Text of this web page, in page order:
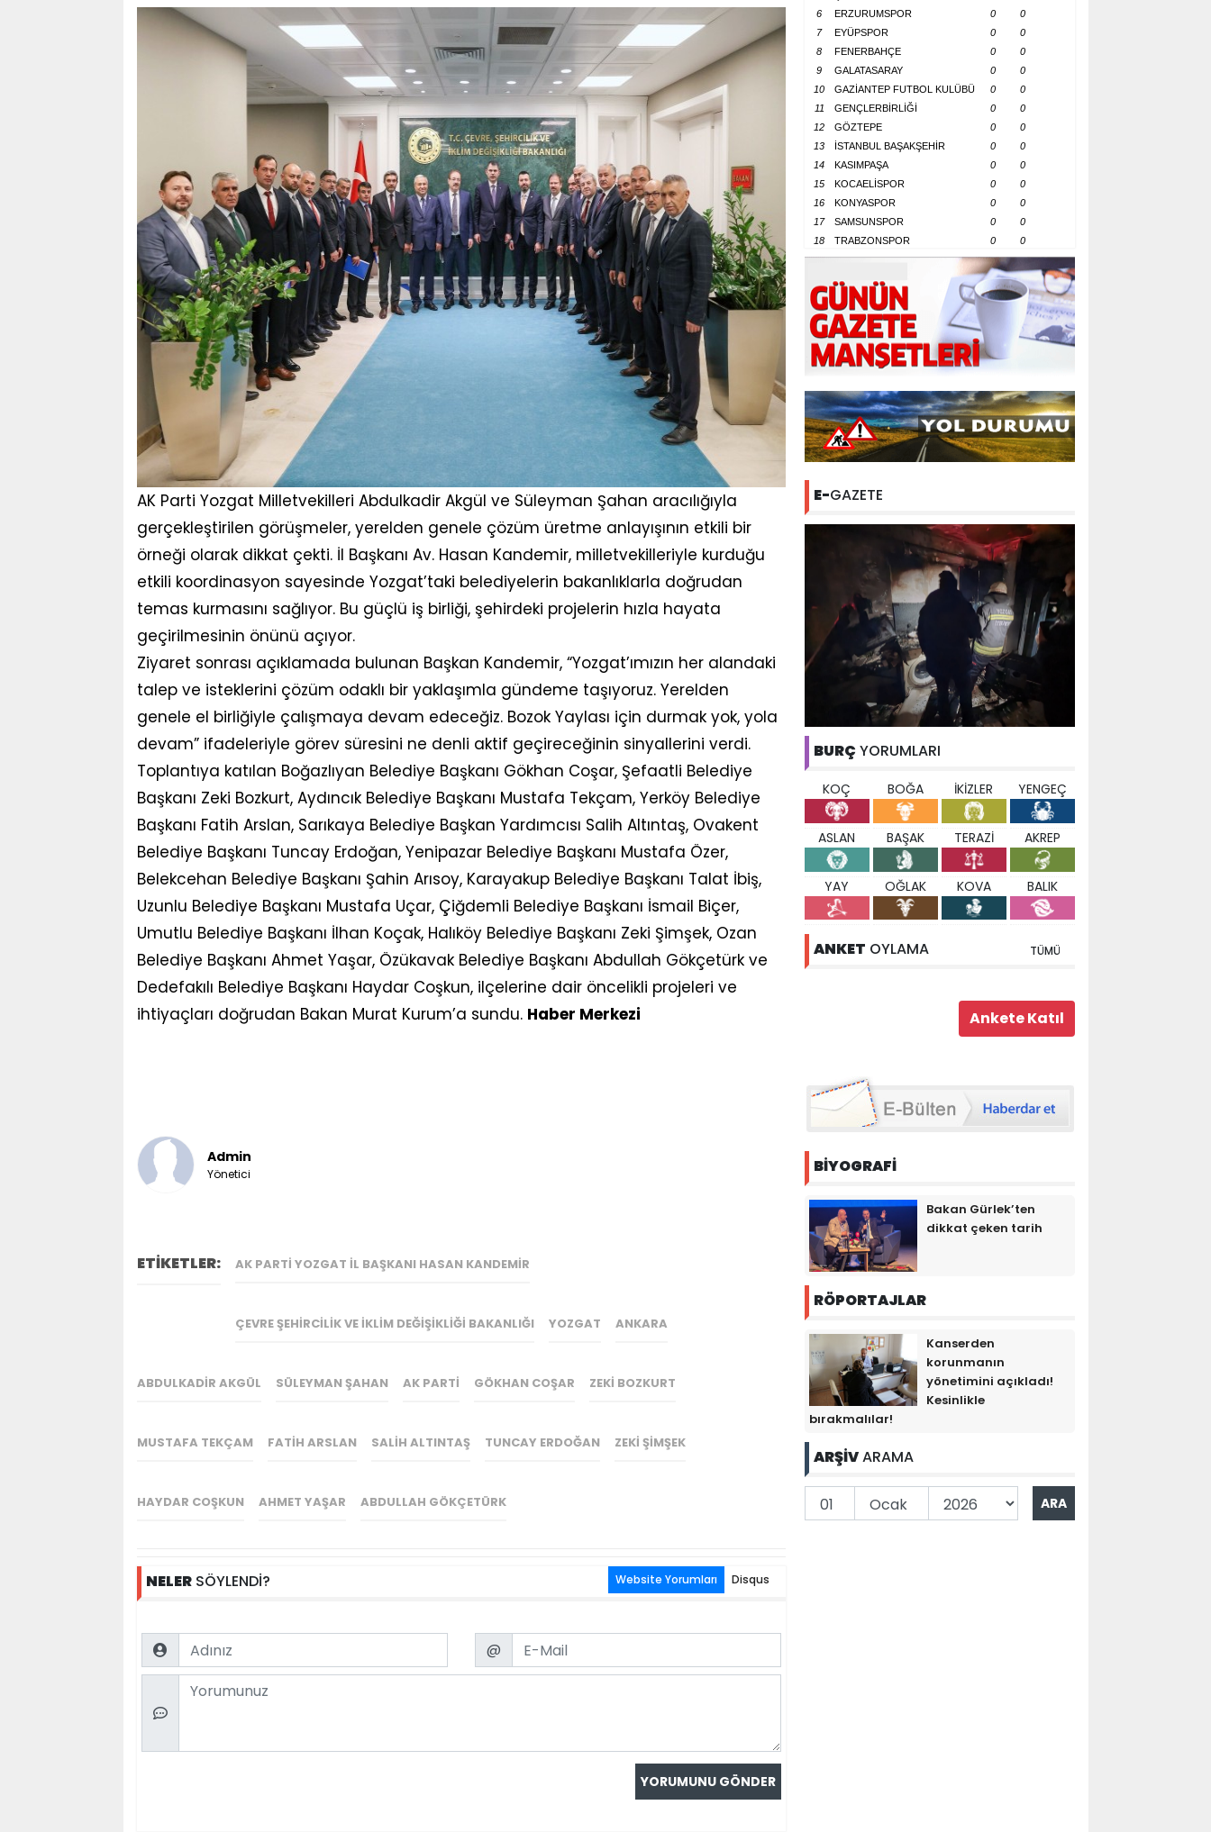
AK Parti Yozgat Milletvekilleri Abdulkadir Akgül ve Süleyman Şahan aracılığıyla
gerçekleştirilen görüşmeler, yerelden genele çözüm üretme anlayışının etkili bir
örneği olarak dikkat çekti. İl Başkanı Av. Hasan Kandemir, milletvekilleriyle kurduğu
etkili koordinasyon sayesinde Yozgat’taki belediyelerin bakanlıklarla doğrudan
temas kurmasını sağlıyor. Bu güçlü iş birliği, şehirdeki projelerin hızla hayata
geçirilmesinin önünü açıyor.
Ziyaret sonrası açıklamada bulunan Başkan Kandemir, “Yozgat’ımızın her alandaki
talep ve isteklerini çözüm odaklı bir yaklaşımla gündeme taşıyoruz. Yerelden
genele el birliğiyle çalışmaya devam edeceğiz. Bozok Yaylası için durmak yok, yola
devam” ifadeleriyle görev süresini ne denli aktif geçireceğinin sinyallerini verdi.
Toplantıya katılan Boğazlıyan Belediye Başkanı Gökhan Coşar, Şefaatli Belediye
Başkanı Zeki Bozkurt, Aydıncık Belediye Başkanı Mustafa Tekçam, Yerköy Belediye
Başkanı Fatih Arslan, Sarıkaya Belediye Başkan Yardımcısı Salih Altıntaş, Ovakent
Belediye Başkanı Tuncay Erdoğan, Yenipazar Belediye Başkanı Mustafa Özer,
Belekcehan Belediye Başkanı Şahin Arısoy, Karayakup Belediye Başkanı Talat İbiş,
Uzunlu Belediye Başkanı Mustafa Uçar, Çiğdemli Belediye Başkanı İsmail Biçer,
Umutlu Belediye Başkanı İlhan Koçak, Halıköy Belediye Başkanı Zeki Şimşek, Ozan
Belediye Başkanı Ahmet Yaşar, Özükavak Belediye Başkanı Abdullah Gökçetürk ve
Dedefakılı Belediye Başkanı Haydar Coşkun, ilçelerine dair öncelikli projeleri ve
ihtiyaçları doğrudan Bakan Murat Kurum’a sundu. Haber Merkezi
Admin
Yönetici
ETİKETLER: AK PARTI YOZGAT İL BAŞKANI HASAN KANDEMIR
ÇEVRE ŞEHIRCILIK VE İKLIM DEĞIŞIKLIĞI BAKANLIĞI YOZGAT ANKARA
ABDULKADIR AKGÜL SÜLEYMAN ŞAHAN AK PARTI GÖKHAN COŞAR ZEKI BOZKURT
MUSTAFA TEKÇAM FATIH ARSLAN SALIH ALTINTAŞ TUNCAY ERDOĞAN ZEKI ŞIMŞEK
HAYDAR COŞKUN AHMET YAŞAR ABDULLAH GÖKÇETÜRK
NELERSÖYLENDİ? Website Yorumları Disqus
Name Email
@
Comment
6
ERZURUMSPOR 0
0
7
EYÜPSPOR 0
0
8
FENERBAHÇE 0
0
9
GALATASARAY 0
0
10
GAZİANTEP FUTBOL KULÜBÜ 0
0
11
GENÇLERBİRLİĞİ 0
0
12
GÖZTEPE 0
0
13
İSTANBUL BAŞAKŞEHİR 0
0
14
KASIMPAŞA 0
0
15
KOCAELİSPOR 0
0
16
KONYASPOR 0
0
17
SAMSUNSPOR 0
0
18
TRABZONSPOR 0 0
E-GAZETE
BURÇ YORUMLARI
KOÇ BOĞA İKİZLER YENGEÇ
ASLAN BAŞAK TERAZİ AKREP
YAY OĞLAK KOVA BALIK
ANKET OYLAMA TÜMÜ
BİYOGRAFİ
Bakan Gürlek’ten
dikkat çeken tarih
RÖPORTAJLAR
Kanserden
korunmanın
yönetimini açıkladı!
Kesinlikle
bırakmalılar!
ARŞİVARAMA